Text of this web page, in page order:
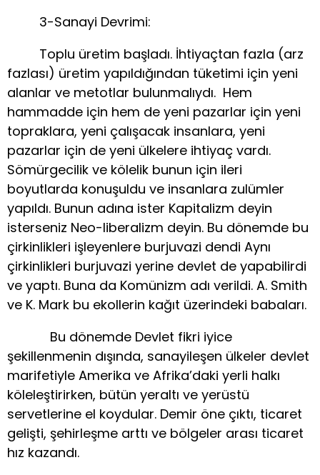
3-Sanayi Devrimi:
Toplu üretim başladı. İhtiyaçtan fazla (arz
fazlası) üretim yapıldığından tüketimi için yeni
alanlar ve metotlar bulunmalıydı. Hem
hammadde için hem de yeni pazarlar için yeni
topraklara, yeni çalışacak insanlara, yeni
pazarlar için de yeni ülkelere ihtiyaç vardı.
Sömürgecilik ve kölelik bunun için ileri
boyutlarda konuşuldu ve insanlara zulümler
yapıldı. Bunun adına ister Kapitalizm deyin
isterseniz Neo-liberalizm deyin. Bu dönemde bu
çirkinlikleri işleyenlere burjuvazi dendi Aynı
çirkinlikleri burjuvazi yerine devlet de yapabilirdi
ve yaptı. Buna da Komünizm adı verildi. A. Smith
ve K. Mark bu ekollerin kağıt üzerindeki babaları.
Bu dönemde Devlet fikri iyice
şekillenmenin dışında, sanayileşen ülkeler devlet
marifetiyle Amerika ve Afrika’daki yerli halkı
köleleştirirken, bütün yeraltı ve yerüstü
servetlerine el koydular. Demir öne çıktı, ticaret
gelişti, şehirleşme arttı ve bölgeler arası ticaret
hız kazandı.